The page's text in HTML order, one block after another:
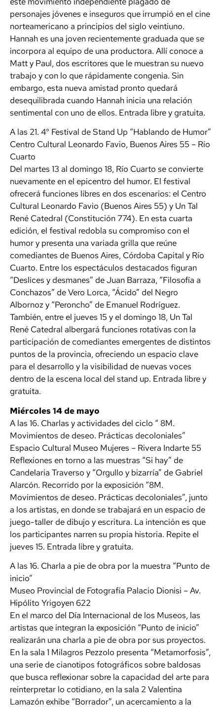
personajes jóvenes e inseguros que irrumpió en el cine
norteamericano a principios del siglo veintiuno.
Hannah es una joven recientemente graduada que se
incorpora al equipo de una productora. Allí conoce a
Matt y Paul, dos escritores que le muestran su nuevo
trabajo y con lo que rápidamente congenia. Sin
embargo, esta nueva amistad pronto quedará
desequilibrada cuando Hannah inicia una relación
sentimental con uno de ellos. Entrada libre y gratuita.
A las 21. 4° Festival de Stand Up “Hablando de Humor”
Centro Cultural Leonardo Favio, Buenos Aires 55 – Río
Cuarto
Del martes 13 al domingo 18, Río Cuarto se convierte
nuevamente en el epicentro del humor. El festival
ofrecerá funciones libres en dos escenarios: el Centro
Cultural Leonardo Favio (Buenos Aires 55) y Un Tal
René Catedral (Constitución 774). En esta cuarta
edición, el festival redobla su compromiso con el
humor y presenta una variada grilla que reúne
comediantes de Buenos Aires, Córdoba Capital y Río
Cuarto. Entre los espectáculos destacados figuran
“Deslices y desmanes” de Juan Barraza, “Filosofía a
Conchazos” de Vero Lorca, “Ácido” del Negro
Albornoz y “Peroncho” de Emanuel Rodríguez.
También, entre el jueves 15 y el domingo 18, Un Tal
René Catedral albergará funciones rotativas con la
participación de comediantes emergentes de distintos
puntos de la provincia, ofreciendo un espacio clave
para el desarrollo y la visibilidad de nuevas voces
dentro de la escena local del stand up. Entrada libre y
gratuita.
Miércoles 14 de mayo
A las 16. Charlas y actividades del ciclo “ 8M.
Movimientos de deseo. Prácticas decoloniales”
Espacio Cultural Museo Mujeres – Rivera Indarte 55
Reflexiones en torno a las muestras “Si hay” de
Candelaria Traverso y “Orgullo y bizarría” de Gabriel
Alarcón. Recorrido por la exposición “8M.
Movimientos de deseo. Prácticas decoloniales”, junto
a los artistas, en donde se trabajará en un espacio de
juego-taller de dibujo y escritura. La intención es que
los participantes narren su propia historia. Repite el
jueves 15. Entrada libre y gratuita.
A las 16. Charla a pie de obra por la muestra “Punto de
inicio”
Museo Provincial de Fotografía Palacio Dionisi – Av.
Hipólito Yrigoyen 622
En el marco del Día Internacional de los Museos, las
artistas que integran la exposición “Punto de inicio”
realizarán una charla a pie de obra por sus proyectos.
En la sala 1 Milagros Pezzolo presenta “Metamorfosis”,
una serie de cianotipos fotográficos sobre baldosas
que busca reflexionar sobre la capacidad del arte para
reinterpretar lo cotidiano, en la sala 2 Valentina
Lamazón exhibe “Borrador”, un acercamiento a la